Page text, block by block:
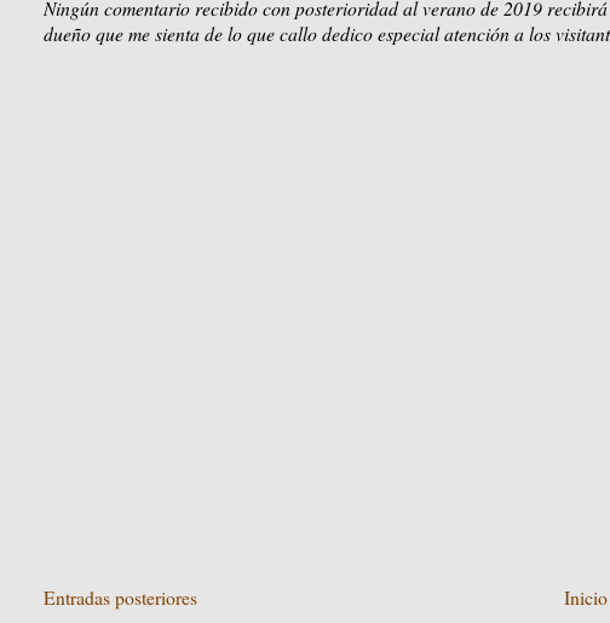
Ningún comentario recibido con posterioridad al verano de 2019
dueño que me sienta de lo que callo dedico especial atención a los
Entradas posteriores Inicio